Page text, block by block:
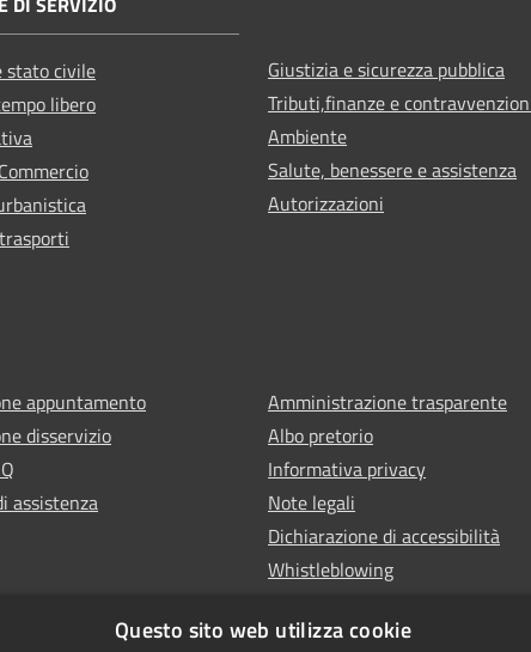
stato civile
libero
Giustizia e sicurezza pubblica
Tributi,finanze e
Ambiente
Salute, benessere e assistenza
Autorizzazioni
appuntamento
disservizio
assistenza
Amministrazione trasparente
Albo pretorio
Informativa privacy
Note legali
Dichiarazione di accessibilità
Whistleblowing
Questo sito web utilizza cookie